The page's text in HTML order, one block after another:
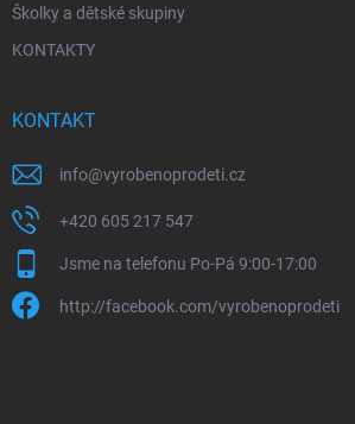
Školky a dětské skupiny
KONTAKTY
KONTAKT
info@vyrobenoprodeti.cz
+420 605 217 547
Jsme na telefonu Po-Pá 9:00-17:00
http://facebook.com/vyrobenoprodeti